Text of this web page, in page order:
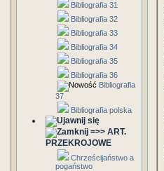
Bibliografia 31
Bibliografia 32
Bibliografia 33
Bibliografia 34
Bibliografia 35
Bibliografia 36
Bibliografia
37
Bibliografia polska
=>> ART.
PRZEKROJOWE
Chrześcijaństwo a
pogaństwo